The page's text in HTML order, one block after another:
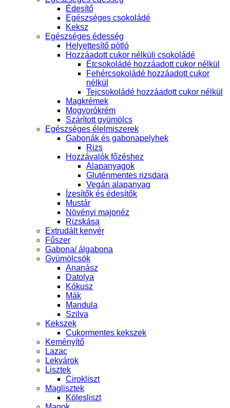
Édesítő
Egészséges csokoládé
Keksz
Egészséges édesség
Helyettesítő pótló
Hozzáadott cukor nélküli csokoládé
Étcsokoládé hozzáadott cukor nélkül
Fehércsokoládé hozzáadott cukor
nélkül
Tejcsokoládé hozzáadott cukor nélkül
Magkrémek
Mogyorókrém
Szárított gyümölcs
Egészséges élelmiszerek
Gabonák és gabonapelyhek
Rizs
Hozzávalók főzéshez
Alapanyagok
Gluténmentes rizsdara
Vegán alapanyag
Ízesítők és édesítők
Mustár
Növényi majonéz
Rizskása
Extrudált kenyér
Fűszer
Gabona/ álgabona
Gyümölcsök
Ananász
Datolya
Kókusz
Mák
Mandula
Szilva
Kekszek
Cukormentes kekszek
Keményítő
Lazac
Lekvárok
Lisztek
Cirokliszt
Maglisztek
Kölesliszt